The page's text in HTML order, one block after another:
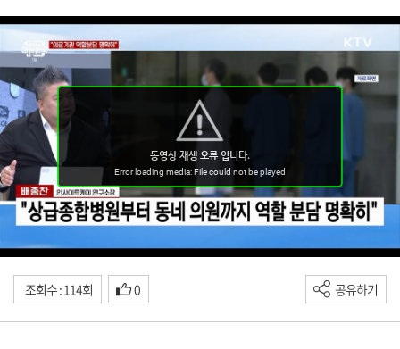
조회수 : 114회 0 공유하기